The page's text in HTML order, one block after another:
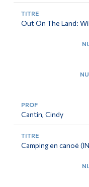
Out On The Land:
Cantin, Cindy
Camping en canoë